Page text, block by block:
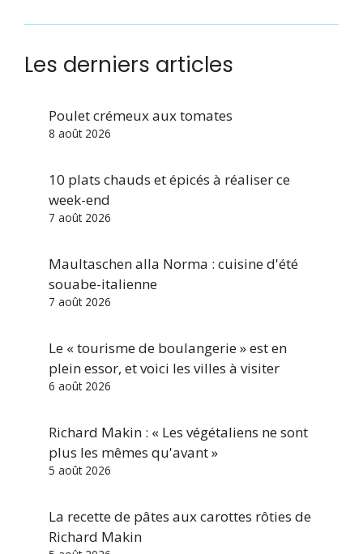
Les derniers articles
Poulet crémeux aux tomates
8 août 2026
10 plats chauds et épicés à réaliser ce
week-end
7 août 2026
Maultaschen alla Norma : cuisine d'été
souabe-italienne
7 août 2026
Le « tourisme de boulangerie » est en
plein essor, et voici les villes à visiter
6 août 2026
Richard Makin : « Les végétaliens ne sont
plus les mêmes qu'avant »
5 août 2026
La recette de pâtes aux carottes rôties de
Richard Makin